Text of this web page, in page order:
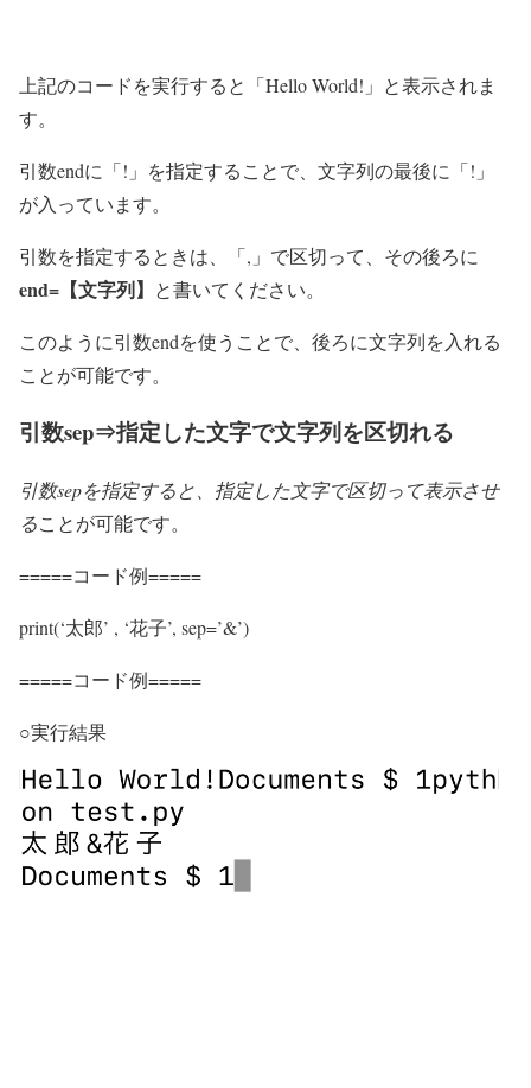
上記のコードを実行すると「Hello World!」と表示されま
す。
引数endに「!」を指定することで、文字列の最後に「!」
が入っています。
引数を指定するときは、「,」で区切って、その後ろに
end=【文字列】 と書いてください。
このように引数endを使うことで、後ろに文字列を入れる
ことが可能です。
引数sep⇒指定した文字で文字列を区切れる
引数sepを指定すると、指定した文字で区切って表示させ
ることが可能です。
=====コード例=====
print(‘太郎’ , ‘花子’, sep=’&’)
=====コード例=====
○実行結果